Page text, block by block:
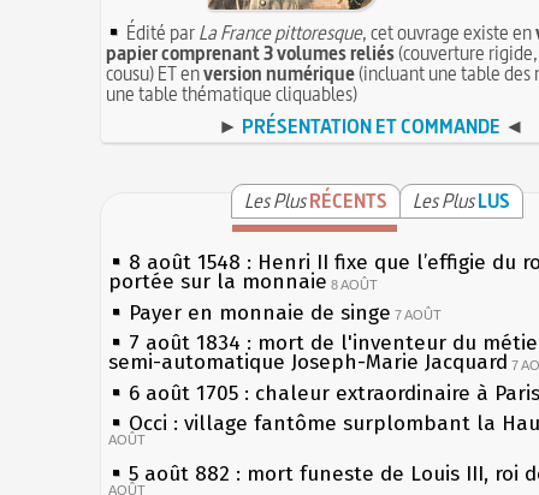
Édité parLa France pittoresque, cet ouvrage existe en
papier comprenant 3 volumes reliés(couverture
cousu) ET enversion numérique(incluant une table des
une table thématique cliquables)
► PRÉSENTATION ET COMMANDE ◄
Les PlusRÉCENTS Les PlusLUS
8 août 1548 : Henri II fixe que l’effigie du
portée sur la monnaie 8 AOÛT
Payer en monnaie de singe 7 AOÛT
7 août 1834 : mort de l'inventeur du
semi-automatique Joseph-Marie Jacquard 7
6 août 1705 : chaleur extraordinaire à Paris
Occi : village fantôme surplombant la
AOÛT
5 août 882 : mort funeste de Louis III, roi